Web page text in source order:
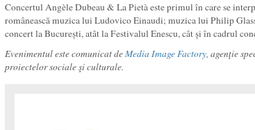
Concertul Angèle Dubeau & La Pietà este primul în care se
românească muzica lui Ludovico Einaudi; muzica lui Philip
concert la București, atât la Festivalul Enescu, cât și în cadrul
Evenimentul este comunicat deMedia Image Factory, agenţie
proiectelor sociale şi culturale.